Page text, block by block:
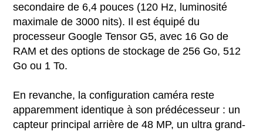
secondaire de 6,4 pouces (120 Hz, luminosité
maximale de 3000 nits). Il est équipé du
processeur Google Tensor G5, avec 16 Go de
RAM et des options de stockage de 256 Go, 512
Go ou 1 To.
En revanche, la configuration caméra reste
apparemment identique à son prédécesseur : un
capteur principal arrière de 48 MP, un ultra grand-